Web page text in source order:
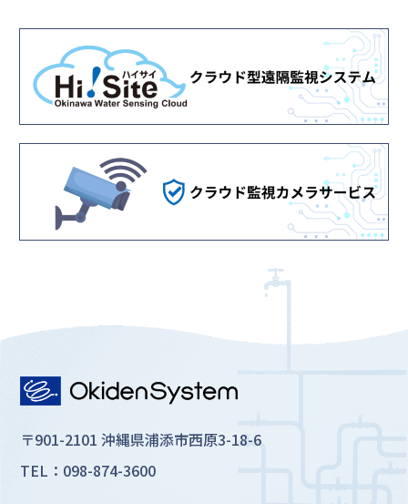
〒901-2101 沖縄県浦添市西原3-18-6
TEL：098-874-3600